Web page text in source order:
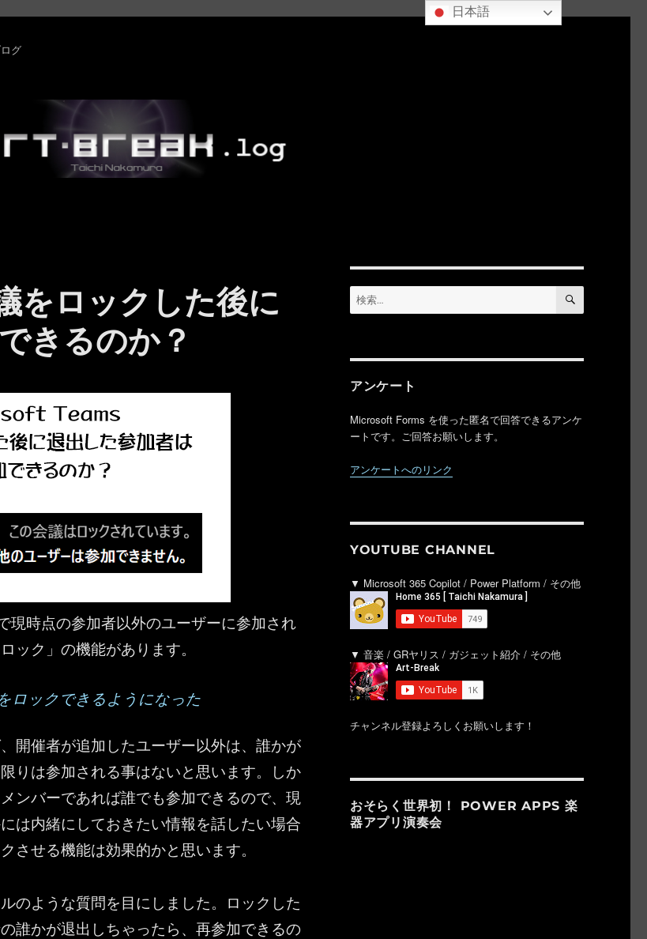
グ
ロックした後に
きるのか？
現時点の参加者以外のユーザーに参加され
ック」の機能があります。
ロックできるようになった
開催者が追加したユーザー以外は、誰かが
りは参加される事はないと思います。しか
ンバーであれば誰でも参加できるので、現
は内緒にしておきたい情報を話したい場合
させる機能は効果的かと思います。
のような質問を目にしました。ロックした
誰かが退出しちゃったら、再参加できるの
検
索:
検
アンケート
Microsoft Forms を使った匿名で回答できるアンケ
ートです。ご回答お願いします。
アンケートへのリンク
YOUTUBE CHANNEL
▼ Microsoft 365 Copilot / Power Platform / その他
▼ 音楽 / GRヤリス / ガジェット紹介 / その他
チャンネル登録よろしくお願いします！
おそらく世界初！ POWER APPS 楽
器アプリ演奏会
日本語